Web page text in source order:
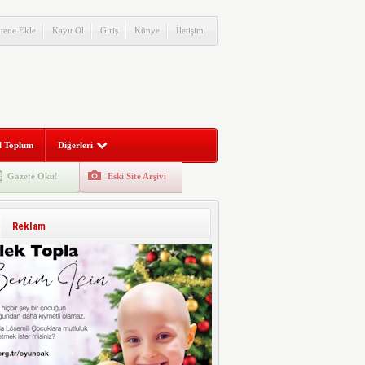
Ekle Kayıt Ol Giriş Künye İletişim
Toplum Diğerleri
Gazete Oku! Eski Site Arşivi
Reklam